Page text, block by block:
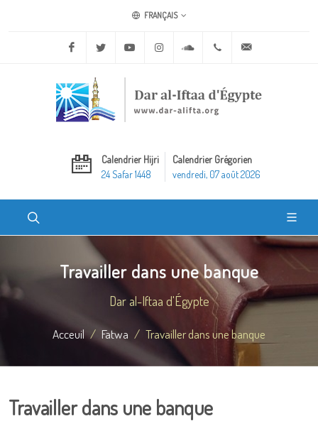
FRANÇAIS
Facebook Twitter Youtube Instagram Soundcloud+20 2 25970400
Calendrier Hijri
24 Safar 1448
Calendrier Grégorien
vendredi, 07 août 2026
Travailler dans une banque
Dar al-Iftaa d'Égypte
Acceuil Fatwa Travailler dans une banque
Travailler dans une banque